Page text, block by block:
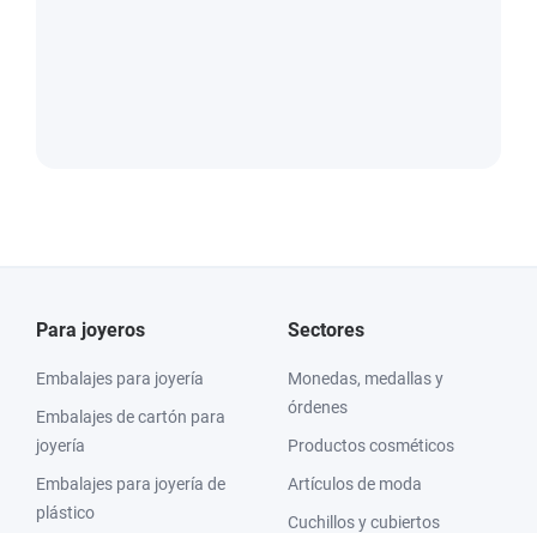
Para joyeros
Embalajes para joyería
Embalajes de cartón para
joyería
Embalajes para joyería de
plástico
Sectores
Monedas, medallas y
órdenes
Productos cosméticos
Artículos de moda
Cuchillos y cubiertos